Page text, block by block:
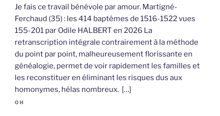
Je fais ce travail bénévole par amour. Martigné-
Ferchaud (35) : les 414 baptêmes de 1516-1522 vues
155-201 par Odile HALBERT en 2026 La
retranscription intégrale contrairement à la méthode
du point par point, malheureusement florissante en
généalogie, permet de voir rapidement les familles et
les reconstituer en éliminant les risques dus aux
homonymes, hélas nombreux. […]
OH